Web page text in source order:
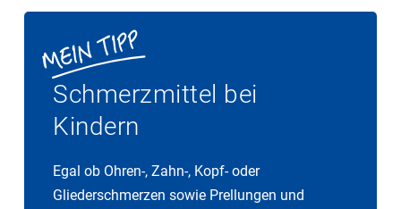
Schmerzmittel bei
Kindern
Egal ob Ohren-, Zahn-, Kopf- oder
Gliederschmerzen sowie Prellungen und